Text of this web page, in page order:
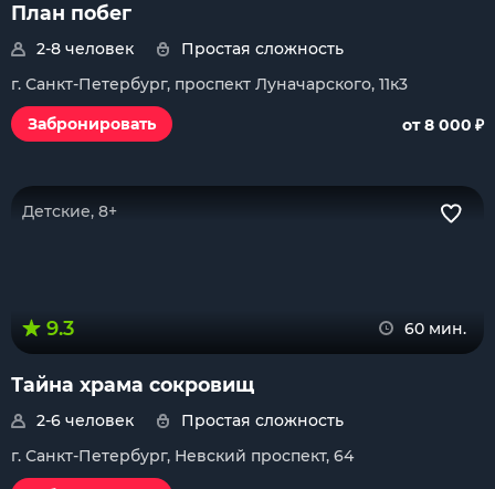
План побег
2-8 человек
Простая сложность
г. Санкт-Петербург, проспект Луначарского, 11к3
Забронировать
от 8 000 ₽
Детские, 8+
9.3 60 мин.
Тайна храма сокровищ
2-6 человек
Простая сложность
г. Санкт-Петербург, Невский проспект, 64